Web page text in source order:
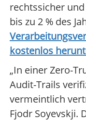
rechtssicher
bis zu 2 % des
kostenlos
„In einer Zero-
Audit-Trails
vermeintlich
Fjodr Soyevskji.